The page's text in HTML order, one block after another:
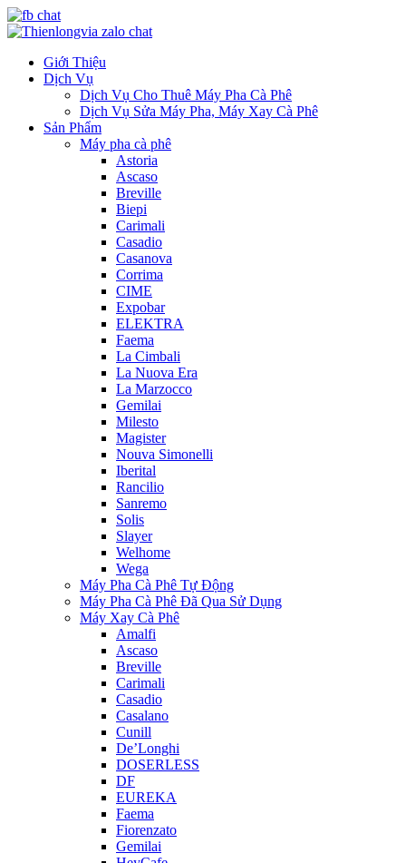
Giới Thiệu
Dịch Vụ
Dịch Vụ Cho Thuê Máy Pha Cà Phê
Dịch Vụ Sửa Máy Pha, Máy Xay Cà Phê
Sản Phẩm
Máy pha cà phê
Astoria
Ascaso
Breville
Biepi
Carimali
Casadio
Casanova
Corrima
CIME
Expobar
ELEKTRA
Faema
La Cimbali
La Nuova Era
La Marzocco
Gemilai
Milesto
Magister
Nouva Simonelli
Iberital
Rancilio
Sanremo
Solis
Slayer
Welhome
Wega
Máy Pha Cà Phê Tự Động
Máy Pha Cà Phê Đã Qua Sử Dụng
Máy Xay Cà Phê
Amalfi
Ascaso
Breville
Carimali
Casadio
Casalano
Cunill
De’Longhi
DOSERLESS
DF
EUREKA
Faema
Fiorenzato
Gemilai